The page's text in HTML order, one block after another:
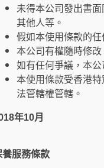
未得本公司發出書
其他人等。
假如本使用條款的
本公司有權隨時修
如有任何爭議，本公
本使用條款受香港
法管轄權管轄。
年10月
養服務條款